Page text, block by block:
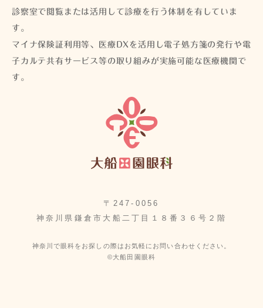
診察室で閲覧または活用して診療を行う体制を有していま
す。
マイナ保険証利用等、医療DXを活用し電子処方箋の発行や電
子カルテ共有サービス等の取り組みが実施可能な医療機関で
す。
〒247-0056
神奈川県鎌倉市大船二丁目１８番３６号２階
神奈川で眼科をお探しの際はお気軽にお問い合わせください。
©大船田園眼科